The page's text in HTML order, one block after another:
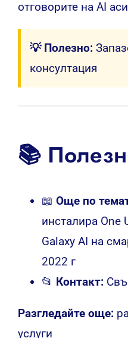
Meta* също обяви
отговорите на AI
📚
инсталира One
Galaxy AI на
2022 г